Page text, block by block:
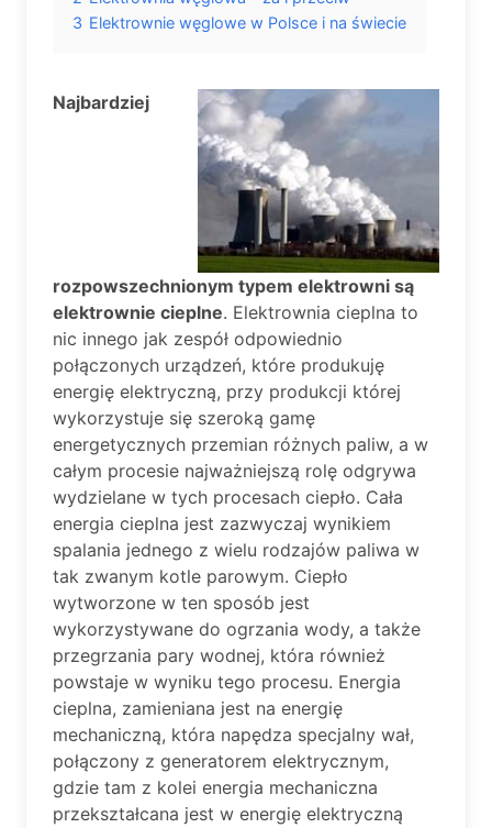
3 Elektrownie węglowe w Polsce i na świecie
Najbardziej
rozpowszechnionym typem elektrowni są
elektrownie cieplne. Elektrownia cieplna to
nic innego jak zespół odpowiednio
połączonych urządzeń, które produkuję
energię elektryczną, przy produkcji której
wykorzystuje się szeroką gamę
energetycznych przemian różnych paliw, a w
całym procesie najważniejszą rolę odgrywa
wydzielane w tych procesach ciepło. Cała
energia cieplna jest zazwyczaj wynikiem
spalania jednego z wielu rodzajów paliwa w
tak zwanym kotle parowym. Ciepło
wytworzone w ten sposób jest
wykorzystywane do ogrzania wody, a także
przegrzania pary wodnej, która również
powstaje w wyniku tego procesu. Energia
cieplna, zamieniana jest na energię
mechaniczną, która napędza specjalny wał,
połączony z generatorem elektrycznym,
gdzie tam z kolei energia mechaniczna
przekształcana jest w energię elektryczną